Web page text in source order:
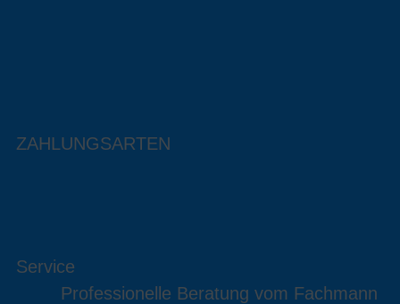
ZAHLUNGSARTEN
Service
Professionelle Beratung vom Fachmann